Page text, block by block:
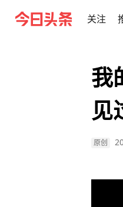
关注
我
见
原创